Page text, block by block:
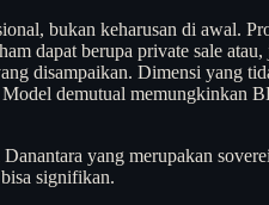
bukan keharusan di
dapat berupa private sale
disampaikan. Dimensi yang
demutual memungkinkan
yang merupakan
signifikan.